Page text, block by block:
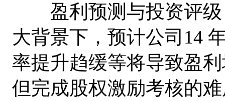
盈利预测与投资评级
大背景下，预计公司14
率提升趋缓等将导致盈
但完成股权激励考核的